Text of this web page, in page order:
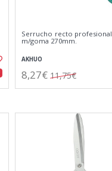
Serrucho recto profesional
m/goma 270mm.
AKHUO
8,27€ 11,75€